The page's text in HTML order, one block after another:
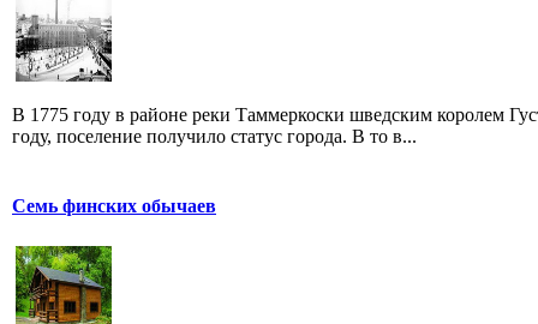
В 1775 году в районе реки Таммеркоски шведским королем
году, поселение получило статус города. В то в...
Семь финских обычаев